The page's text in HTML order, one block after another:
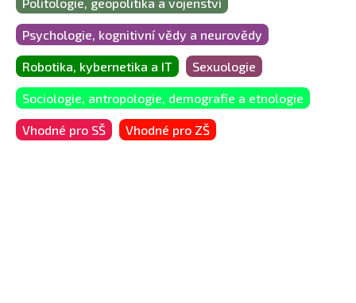
Psychologie, kognitivní vědy a neurovědy
Robotika, kybernetika a IT Sexuologie
Sociologie, antropologie, demografie a etnologie
Vhodné pro SŠ Vhodné pro ZŠ